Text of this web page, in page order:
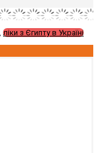
ліки з Єгипту в Україні